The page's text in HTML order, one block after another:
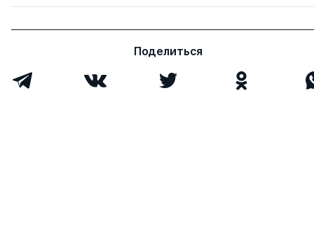
Поделиться